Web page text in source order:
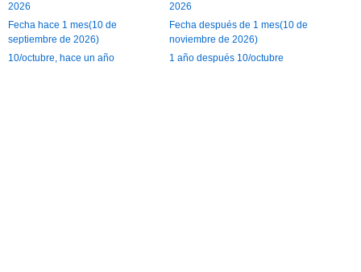
2026
2026
Fecha hace 1 mes(10 de
septiembre de 2026)
Fecha después de 1 mes(10 de
noviembre de 2026)
10/octubre, hace un año
1 año después 10/octubre